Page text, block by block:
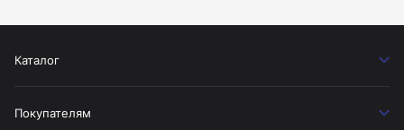
Каталог
Покупателям